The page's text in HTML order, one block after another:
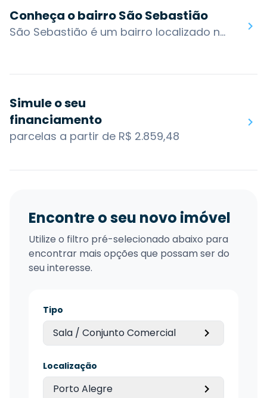
Conheça o bairro São Sebastião
São Sebastião é um bairro localizado na zona norte de Porto Alegre. É um bairro com predominância residencial. O Boulevard Strip Center, onde funciona o supermercado Zaffari, é considerado o grande centro de compras do bairro.Limita-se com as avenidas Sertório e Assis Brasil e com bairros como Jardim Lindóia, Sarandi e Vila Ipiranga. São Sebastião possui várias praças e um comércio local bem diversificado.O bairro também possui acesso por algumas das principais vias da cidade: R. Dr. Alberto Albertini, R. Pres. Juarez e Av. João XXIII. Os bairros nos arredores são: Jardim Lindoia, Sarandi, Vila Ipiranga e Cristo Redentor.Você encontra no bairro São Sebastião: Praça PM Alcides Figueiredo Cézar, Praça Chasqui, Praça Ernst Ludwig Herrmann, Praça Ivo Corrêa Meyer, Praça Jorge Bastone, Praça Vitória Régia, Escola Ana Neri, Supermercado Atacadão, Leroy Merlin, Boulevard Strip Center.
Simule o seu
financiamento
parcelas a partir de R$ 2.859,48
Encontre o seu novo imóvel
Utilize o filtro pré-selecionado abaixo para
encontrar mais opções que possam ser do
seu interesse.
Tipo
Sala / Conjunto Comercial
Localização
Porto Alegre